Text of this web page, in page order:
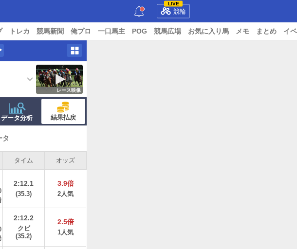
LIVE
競輪
トレカ 競馬新聞 俺プロ 一口馬主 POG 競馬広場 お気に入り馬 メモ まとめ イ
レース映像
データ分析 結果払戻
タ
タイム オッズ
2:12.1
(35.3)
3.9倍
2人気
2:12.2
クビ
(35.2)
2.5倍
1人気